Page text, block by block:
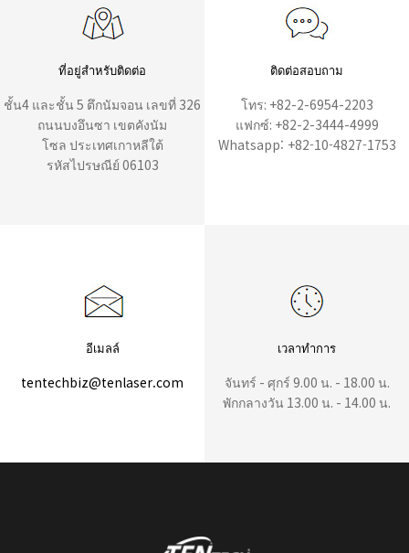
ที่อยู่สำหรับติดต่อ
ชั้น4 และชั้น 5 ตึกนัมจอน เลขที่ 326
ถนนบงอึนซา เขตคังนัม
โซล ประเทศเกาหลีใต้
รหัสไปรษณีย์ 06103
ติดต่อสอบถาม
โทร: +82-2-6954-2203
แฟกซ์: +82-2-3444-4999
Whatsapp: +82-10-4827-1753
อีเมลล์
tentechbiz@tenlaser.com
เวลาทำการ
จันทร์ - ศุกร์ 9.00 น. - 18.00 น.
พักกลางวัน 13.00 น. - 14.00 น.